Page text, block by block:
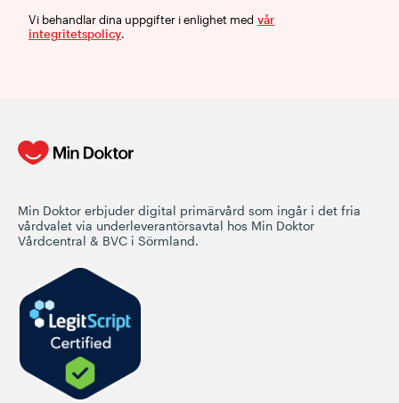
Vi behandlar dina uppgifter i enlighet med vår
integritetspolicy.
Min Doktor erbjuder digital primärvård som ingår i det fria
vårdvalet via underleverantörsavtal hos Min Doktor
Vårdcentral & BVC i Sörmland.